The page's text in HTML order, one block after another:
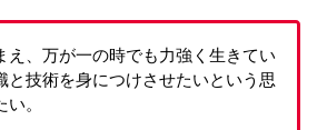
え、万が一の時でも力強く生きてい
と技術を身につけさせたいという思
。